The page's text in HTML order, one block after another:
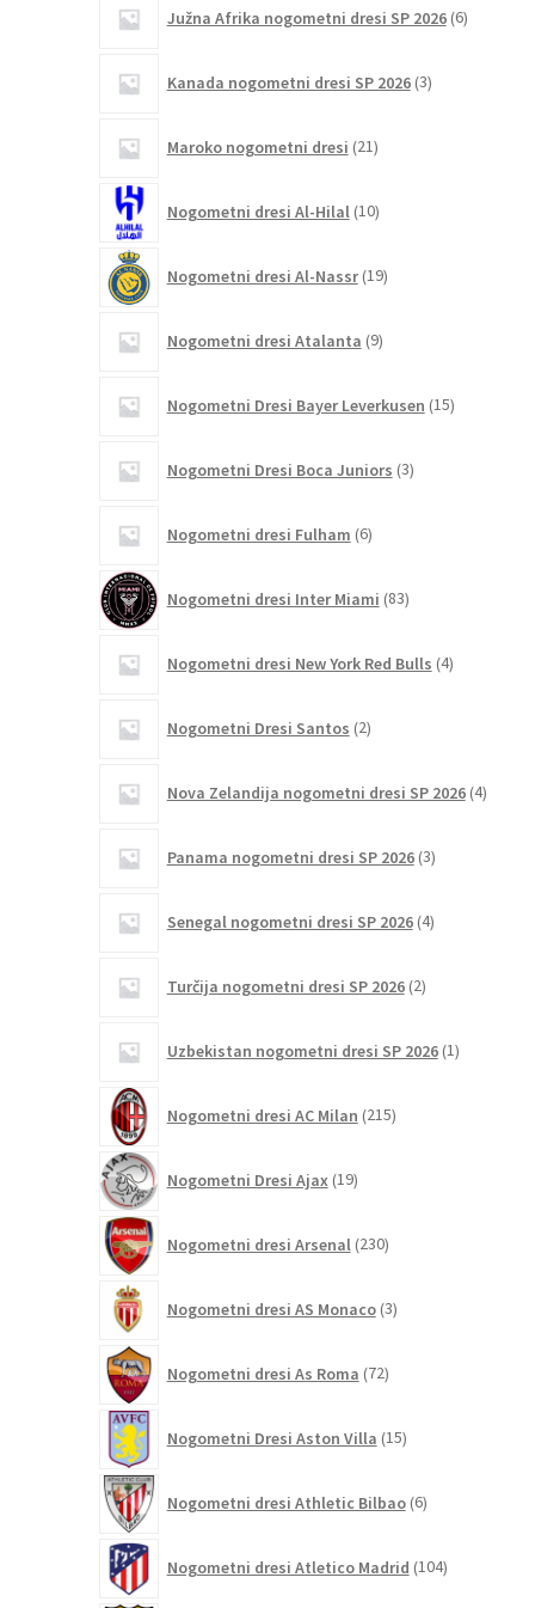
Južna Afrika nogometni dresi SP 2026 6izdelkov
Kanada nogometni dresi SP 2026 3izdelki
Maroko nogometni dresi 21izdelkov
Nogometni dresi Al-Hilal 10izdelkov
Nogometni dresi Al-Nassr 19izdelkov
Nogometni dresi Atalanta 9izdelkov
Nogometni Dresi Bayer Leverkusen 15izdelkov
Nogometni Dresi Boca Juniors 3izdelki
Nogometni dresi Fulham 6izdelkov
Nogometni dresi Inter Miami 83izdelkov
Nogometni dresi New York Red Bulls 4izdelki
Nogometni Dresi Santos 2izdelka
Nova Zelandija nogometni dresi SP 2026 4izdelki
Panama nogometni dresi SP 2026 3izdelki
Senegal nogometni dresi SP 2026 4izdelki
Turčija nogometni dresi SP 2026 2izdelka
Uzbekistan nogometni dresi SP 2026 1izdelek
Nogometni dresi AC Milan 215izdelkov
Nogometni Dresi Ajax 19izdelkov
Nogometni dresi Arsenal 230izdelkov
Nogometni dresi AS Monaco 3izdelki
Nogometni dresi As Roma 72izdelkov
Nogometni Dresi Aston Villa 15izdelkov
Nogometni dresi Athletic Bilbao 6izdelkov
Nogometni dresi Atletico Madrid 104izdelki